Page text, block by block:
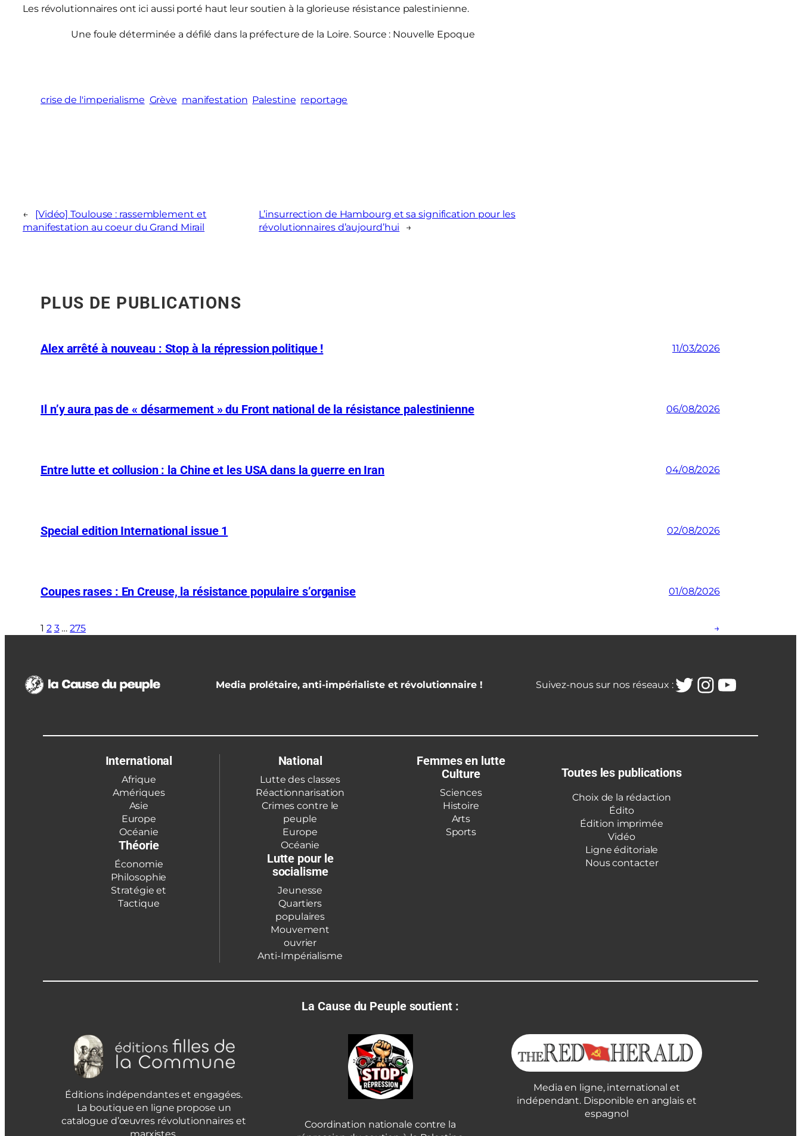
Les révolutionnaires ont ici aussi porté haut leur soutien à la glorieuse résistance palestinienne.
Une foule déterminée a défilé dans la préfecture de la Loire. Source : Nouvelle Epoque
crise de l'imperialisme Grève manifestation Palestine reportage
←
[Vidéo] Toulouse : rassemblement et
manifestation au coeur du Grand Mirail
L’insurrection de Hambourg et sa signification pour les
révolutionnaires d’aujourd’hui
→
PLUS DE PUBLICATIONS
Alex arrêté à nouveau : Stop à la répression politique ! 11/03/2026
Il n’y aura pas de « désarmement » du Front national de la résistance palestinienne 06/08/2026
Entre lutte et collusion : la Chine et les USA dans la guerre en Iran 04/08/2026
Special edition International issue 1 02/08/2026
Coupes rases : En Creuse, la résistance populaire s’organise 01/08/2026
1 2 3 … 275 →
Media prolétaire, anti-impérialiste et révolutionnaire ! Suivez-nous sur nos réseaux :Twitter
International
Afrique
Amériques
Asie
Europe
Océanie
Théorie
Économie
Philosophie
Stratégie et
Tactique
National
Lutte des classes
Réactionnarisation
Crimes contre le
peuple
Europe
Océanie
Lutte pour le
socialisme
Jeunesse
Quartiers
populaires
Mouvement
ouvrier
Anti-Impérialisme
Femmes en lutte
Culture
Sciences
Histoire
Arts
Sports
Toutes les publications
Choix de la rédaction
Édito
Édition imprimée
Vidéo
Ligne éditoriale
Nous contacter
La Cause du Peuple soutient :
Éditions indépendantes et engagées.
La boutique en ligne propose un
catalogue d’œuvres révolutionnaires et
marxistes.
Coordination nationale contre la
Media en ligne, international et
indépendant. Disponible en anglais et
espagnol